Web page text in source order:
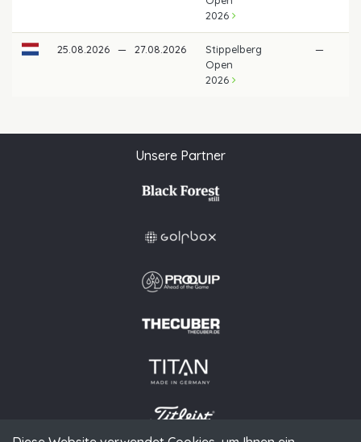
2026
25.08.2026 — 27.08.2026
Stippelberg
Open
2026
—
Unsere Partner